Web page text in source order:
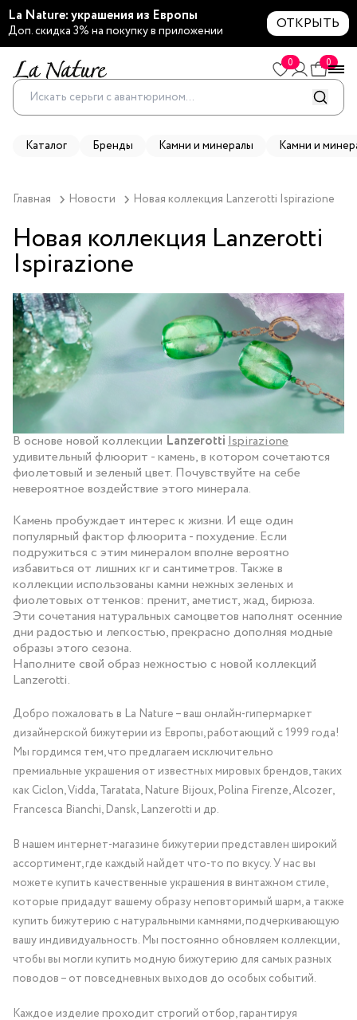
La Nature: украшения из Европы
Доп. скидка 3% на покупку в приложении ОТКРЫТЬ
0 0
Каталог Бренды Камни и минералы Камни и
Главная Новости Новая коллекция Lanzerotti Ispirazione
Новая коллекция Lanzerotti
Ispirazione
В основе новой коллекции LanzerottiIspirazione
удивительный флюорит - камень, в котором сочетаются
фиолетовый и зеленый цвет. Почувствуйте на себе
невероятное воздействие этого минерала.
Камень пробуждает интерес к жизни. И еще один
популярный фактор флюорита - похудение. Если
подружиться с этим минералом вполне вероятно
избавиться от лишних кг и сантиметров. Также в
коллекции использованы камни нежных зеленых и
фиолетовых оттенков: пренит, аметист, жад, бирюза.
Эти сочетания натуральных самоцветов наполнят осенние
дни радостью и легкостью, прекрасно дополняя модные
образы этого сезона.
Наполните свой образ нежностью с новой коллекций
Lanzerotti.
Добро пожаловать в La Nature – ваш онлайн-гипермаркет
дизайнерской бижутерии из Европы, работающий с 1999 года!
Мы гордимся тем, что предлагаем исключительно
премиальные украшения от известных мировых брендов, таких
как Ciclon, Vidda, Taratata, Nature Bijoux, Polina Firenze, Alcozer,
Francesca Bianchi, Dansk, Lanzerotti и др.
В нашем интернет-магазине бижутерии представлен широкий
ассортимент, где каждый найдет что-то по вкусу. У нас вы
можете купить качественные украшения в винтажном стиле,
которые придадут вашему образу неповторимый шарм, а также
купить бижутерию с натуральными камнями, подчеркивающую
вашу индивидуальность. Мы постоянно обновляем коллекции,
чтобы вы могли купить модную бижутерию для самых разных
поводов – от повседневных выходов до особых событий.
Каждое изделие проходит строгий отбор, гарантируя